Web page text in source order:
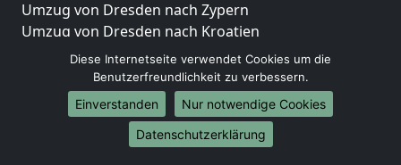
Umzug von Dresden nach Zypern
Umzug von Dresden nach Kroatien
Umzug von Dresden nach Estland
Umzug von Dresden nach Finnland
Umzug von Dresden nach Frankreich
Umzug von Dresden nach Griechenland
Umzug von Dresden nach Italien
Diese Internetseite verwendet Cookies um die
Benutzerfreundlichkeit zu verbessern.
Einverstanden
Nur notwendige Cookies
Datenschutzerklärung